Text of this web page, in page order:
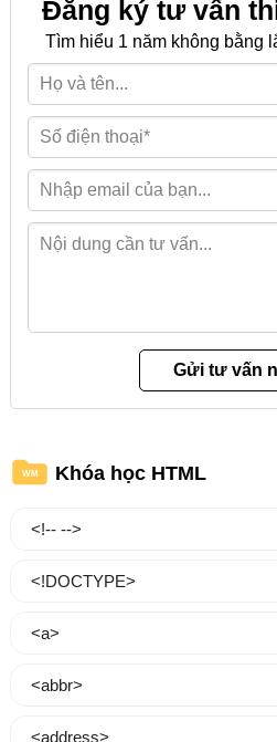
Đăng ký tư vấn
Tìm hiểu 1 năm không bằng
WM Khóa học HTML
<!-- -->
<!DOCTYPE>
<a>
<abbr>
<address>